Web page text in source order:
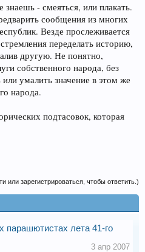
знаешь - смеяться, или плакать.
сообщения из многих
Везде прослеживается
переделать историю,
другую. Не понятно,
собственного народа, без
умалить значение в этом же
народа.
подтасовок, которая
или зарегистрироваться, чтобы ответить.)
парашютистах лета 41-го
3 апр 2007